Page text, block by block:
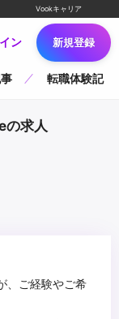
Vookキャリア
ン 新規登録
転職体験記
の求人
、ご経験やご希